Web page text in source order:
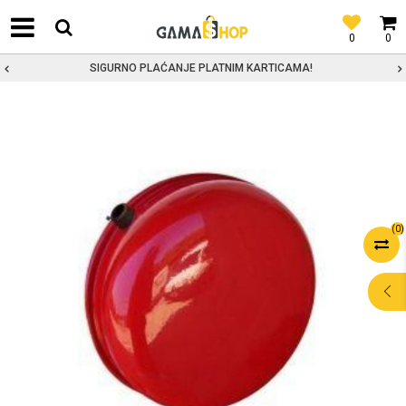
0
0
SIGURNO PLAĆANJE PLATNIM KARTICAMA!
(0)
POMOĆ PRI
KUPOVINI